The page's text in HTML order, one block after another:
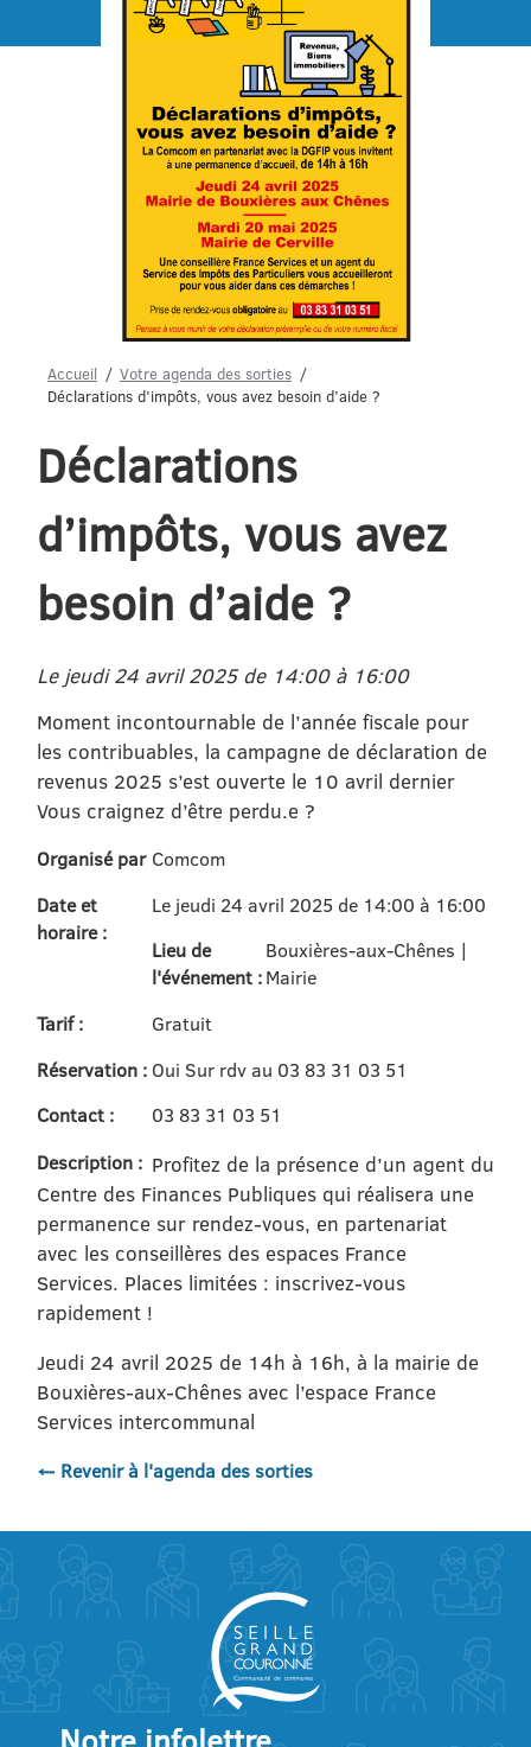
Menu
Accueil
Votre agenda des sorties
Déclarations d’impôts, vous avez besoin d’aide ?
Déclarations
d’impôts, vous avez
besoin d’aide ?
Le jeudi 24 avril 2025 de 14:00 à 16:00
Moment incontournable de l’année fiscale pour
les contribuables, la campagne de déclaration de
revenus 2025 s’est ouverte le 10 avril dernier
Vous craignez d’être perdu.e ?
Organisé par Comcom
Date et
horaire :
Le jeudi 24 avril 2025 de 14:00 à 16:00
Lieu de
l'événement :
Bouxières-aux-Chênes |
Mairie
Tarif :
Gratuit
Réservation : Oui Sur rdv au 03 83 31 03 51
Contact :
03 83 31 03 51
Description : Profitez de la présence d’un agent du
Centre des Finances Publiques qui réalisera une
permanence sur rendez-vous, en partenariat
avec les conseillères des espaces France
Services. Places limitées : inscrivez-vous
rapidement !
Jeudi 24 avril 2025 de 14h à 16h, à la mairie de
Bouxières-aux-Chênes avec l’espace France
Services intercommunal
← Revenir à l'agenda des sorties